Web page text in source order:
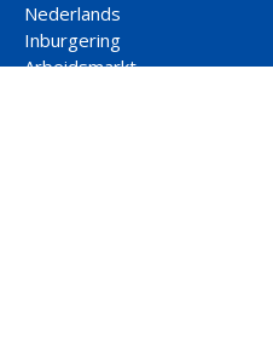
Nederlands
Inburgering
Arbeidsmarkt